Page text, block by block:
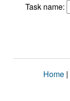
Task name:
Home |